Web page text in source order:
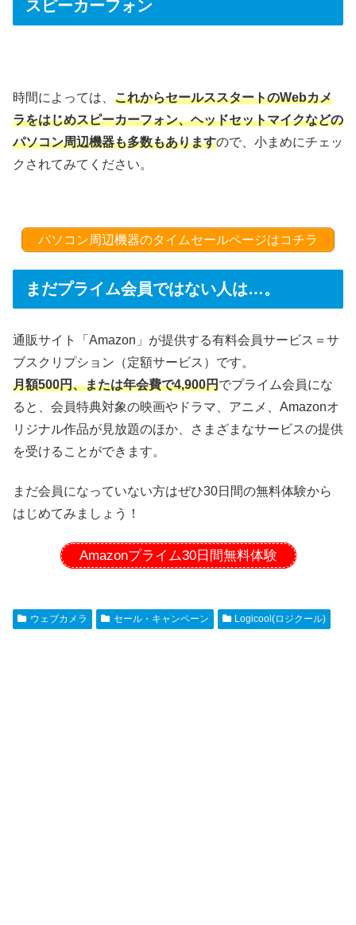
スピーカーフォン
時間によっては、 これからセールススタートのWebカメ
ラをはじめスピーカーフォン、ヘッドセットマイクなどの
パソコン周辺機器も多数もありますので、小まめにチェッ
クされてみてください。
パソコン周辺機器のタイムセールページはコチラ
まだプライム会員ではない人は…。
通販サイト「Amazon」が提供する有料会員サービス＝サ
ブスクリプション（定額サービス）です。
月額500円、または年会費で4,900円でプライム会員にな
ると、会員特典対象の映画やドラマ、アニメ、Amazonオ
リジナル作品が見放題のほか、さまざまなサービスの提供
を受けることができます。
まだ会員になっていない方はぜひ30日間の無料体験から
はじめてみましょう！
Amazonプライム30日間無料体験
ウェブカメラ セール・キャンペーン Logicool(ロジクール)